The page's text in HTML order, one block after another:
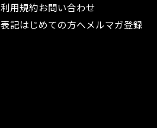
利用規約お問い合わせ
記はじめての方へメルマガ登録